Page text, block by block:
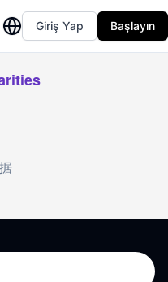
Giriş Yap Başlayın